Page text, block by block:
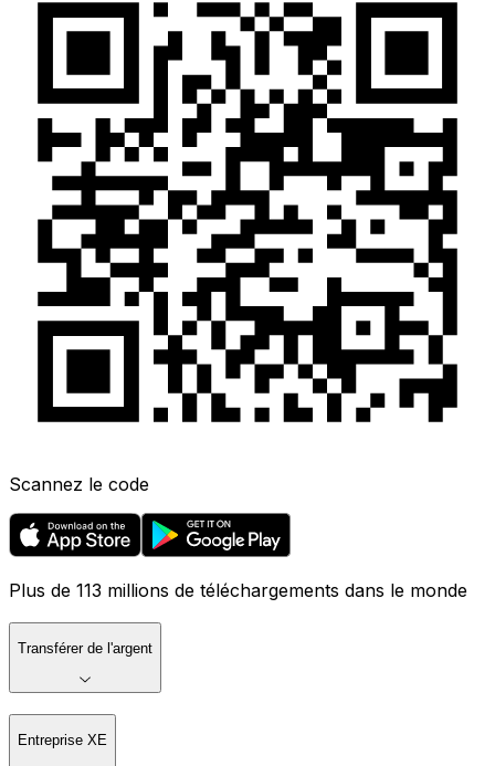
Scannez le code
Plus de 113 millions de téléchargements dans le monde
Transférer de l'argent
Entreprise XE